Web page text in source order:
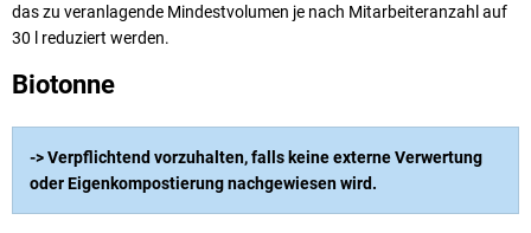
das zu veranlagende Mindestvolumen je nach Mitarbeiteranzahl auf
30 l reduziert werden.
Biotonne
-> Verpflichtend vorzuhalten, falls keine externe Verwertung
oder Eigenkompostierung nachgewiesen wird.